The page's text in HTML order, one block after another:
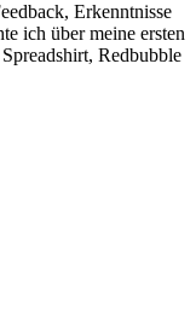
Erkenntnisse
ich über meine ersten
Redbubble